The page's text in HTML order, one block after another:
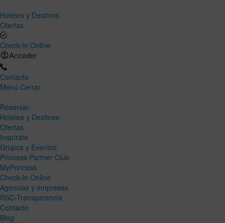
Hoteles y Destinos
Ofertas
Check-In Online
Acceder
Contacto
Menú Cerrar
Reservar
Hoteles y Destinos
Ofertas
Inspírate
Grupos y Eventos
Princess Partner Club
MyPrincess
Check-In Online
Agencias y empresas
RSC-Transparencia
Contacto
Blog